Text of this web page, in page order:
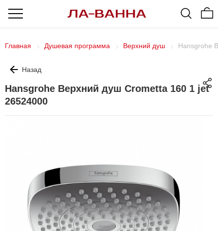
Главная Душевая программа Верхний душ Hansgrohe
Назад
Hansgrohe Верхний душ Crometta 160 1 jet
26524000